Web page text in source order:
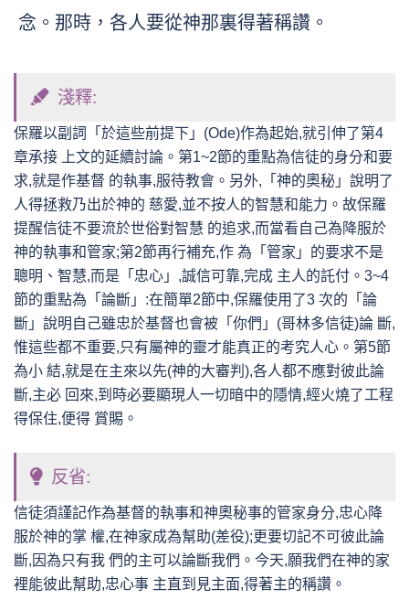
念。那時，各人要從神那裏得著稱讚。
淺釋:
保羅以副詞「於這些前提下」(Ode)作為起始,就引伸了第4
章承接 上文的延續討論。第1~2節的重點為信徒的身分和要
求,就是作基督 的執事,服待教會。另外,「神的奧秘」說明了
人得拯救乃出於神的 慈愛,並不按人的智慧和能力。故保羅
提醒信徒不要流於世俗對智慧 的追求,而當看自己為降服於
神的執事和管家;第2節再行補充,作 為「管家」的要求不是
聰明、智慧,而是「忠心」,誠信可靠,完成 主人的託付。3~4
節的重點為「論斷」:在簡單2節中,保羅使用了3 次的「論
斷」說明自己雖忠於基督也會被「你們」(哥林多信徒)論 斷,
惟這些都不重要,只有屬神的靈才能真正的考究人心。第5節
為小 結,就是在主來以先(神的大審判),各人都不應對彼此論
斷,主必 回來,到時必要顯現人一切暗中的隱情,經火燒了工程
得保住,便得 賞賜。
反省:
信徒須謹記作為基督的執事和神奧秘事的管家身分,忠心降
服於神的掌 權,在神家成為幫助(差役);更要切記不可彼此論
斷,因為只有我 們的主可以論斷我們。今天,願我們在神的家
裡能彼此幫助,忠心事 主直到見主面,得著主的稱讚。